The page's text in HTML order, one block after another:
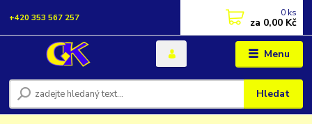
Menu
Hledat
+420 353 567 257 0 ks
za 0,00 Kč